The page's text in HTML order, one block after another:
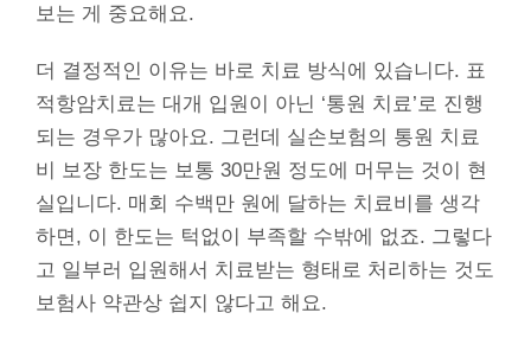
보는 게 중요해요.
더 결정적인 이유는 바로 치료 방식에 있습니다. 표
적항암치료는 대개 입원이 아닌 ‘통원 치료’로 진행
되는 경우가 많아요. 그런데 실손보험의 통원 치료
비 보장 한도는 보통 30만원 정도에 머무는 것이 현
실입니다. 매회 수백만 원에 달하는 치료비를 생각
하면, 이 한도는 턱없이 부족할 수밖에 없죠. 그렇다
고 일부러 입원해서 치료받는 형태로 처리하는 것도
보험사 약관상 쉽지 않다고 해요.